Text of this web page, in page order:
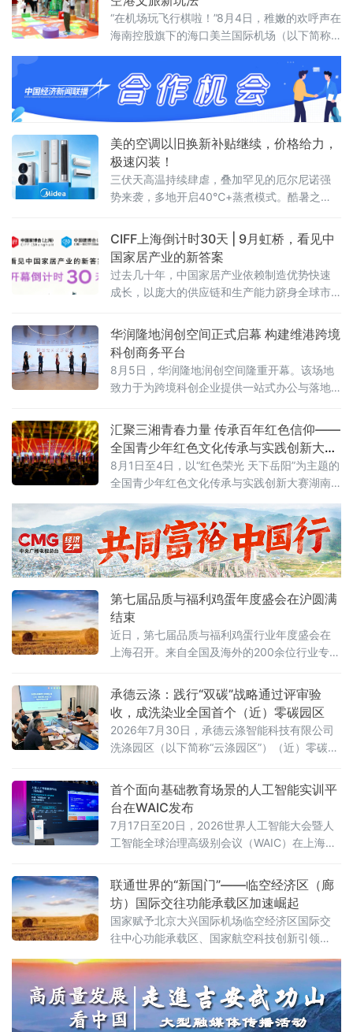
的创新与发展”这一核心主题展开深度交流与思
想碰撞。
“在机场玩飞行棋啦！”8月4日，稚嫩的欢呼声在
海南控股旗下的海口美兰国际机场（以下简称
纷驻足，只见一个小男孩兴奋地跳了起来。
美的空调以旧换新补贴继续，价格给力，
极速闪装！
三伏天高温持续肆虐，叠加罕见的厄尔尼诺强
势来袭，多地开启40℃+蒸煮模式。酷暑之
冷乏力、能耗偏高，还存在诸多安全隐患，严
重影响居家清凉体验。
CIFF上海倒计时30天 | 9月虹桥，看见中
国家居产业的新答案
过去几十年，中国家居产业依赖制造优势快速
成长，以庞大的供应链和生产能力跻身全球市
消费需求分化、渠道模式重构、全球市场重新
布局。企业需要回答的问题从“能不能造出来”转
向“能不能形成品牌、能不能走向全球、能不能
持续增长”。
华润隆地润创空间正式启幕 构建维港跨境
科创商务平台
8月5日，华润隆地润创空间隆重开幕。该场地
致力于为跨境科创企业提供一站式办公与落地
地政策咨询、商务社群链接等多元服务，搭建
维港畔高质量跨境科创商务生态。3
汇聚三湘青春力量 传承百年红色信仰——
全国青少年红色文化传承与实践创新大赛
湖南省赛在岳阳举办
8月1日至4日，以“红色荣光 天下岳阳”为主题的
全国青少年红色文化传承与实践创新大赛湖南
聚洞庭湖畔，这场教育部、湖南省教育厅备案
白名单公益赛事，是落实立德树人、培育时代
新人的重要实践。
第七届品质与福利鸡蛋年度盛会在沪圆满
结束
近日，第七届品质与福利鸡蛋行业年度盛会在
上海召开。来自全国及海外的200余位行业专
绕“蓄势破局，非笼领航”主题，探讨产业转型、
技术创新与消费升级路径。
承德云涤：践行“双碳”战略通过评审验
收，成洗染业全国首个（近）零碳园区
2026年7月30日，承德云涤智能科技有限公司
洗涤园区（以下简称“云涤园区”）（近）零碳洗
行业协会组织专家组对园区进行全面评审，北
京市科学技术研究院资源环境研究所作为零碳
园区建设指导单位全程参与指导。
首个面向基础教育场景的人工智能实训平
台在WAIC发布
7月17日至20日，2026世界人工智能大会暨人
工智能全球治理高级别会议（WAIC）在上海举
WAIC持续汇聚前沿技术、产业实践与全球智
慧，推动人工智能更好地服务经济社会发展。
联通世界的“新国门”——临空经济区（廊
坊）国际交往功能承载区加速崛起
国家赋予北京大兴国际机场临空经济区国际交
往中心功能承载区、国家航空科技创新引领
位。近年来，临空经济区（廊坊）紧扣“三区”建
设目标，依托大兴机场世界级航空枢纽优势，
持续拓展国际商务交往与文化交流功能，全力
构筑首都“新国门”，打造京津冀协同发展的重要